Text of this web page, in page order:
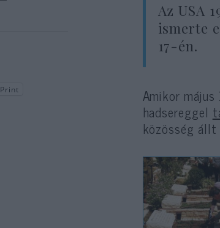
Az USA
ismerte
17-én.
Amikor
hadsereggel
közösség
Print